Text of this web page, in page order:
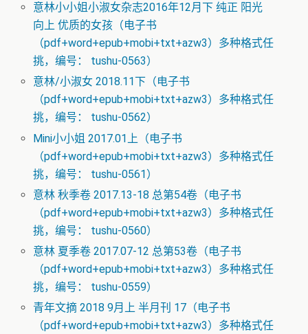
意林小小姐小淑女杂志2016年12月下 纯正 阳光
向上 优质的女孩（电子书
（pdf+word+epub+mobi+txt+azw3）多种格式任
挑，编号： tushu-0563）
意林/小淑女 2018.11下（电子书
（pdf+word+epub+mobi+txt+azw3）多种格式任
挑，编号： tushu-0562）
Mini小小姐 2017.01上（电子书
（pdf+word+epub+mobi+txt+azw3）多种格式任
挑，编号： tushu-0561）
意林 秋季卷 2017.13-18 总第54卷（电子书
（pdf+word+epub+mobi+txt+azw3）多种格式任
挑，编号： tushu-0560）
意林 夏季卷 2017.07-12 总第53卷（电子书
（pdf+word+epub+mobi+txt+azw3）多种格式任
挑，编号： tushu-0559）
青年文摘 2018 9月上 半月刊 17（电子书
（pdf+word+epub+mobi+txt+azw3）多种格式任